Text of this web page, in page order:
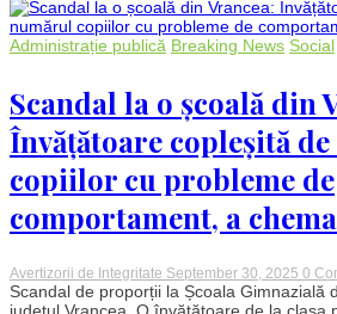
Administrație publică Breaking News Social
Scandal la o școală din
Învățătoare copleșită
copiilor cu probleme de
comportament, a
Avertizorii de Integritate September 30, 2025 0
Scandal de proporții la Școala Gimnazială